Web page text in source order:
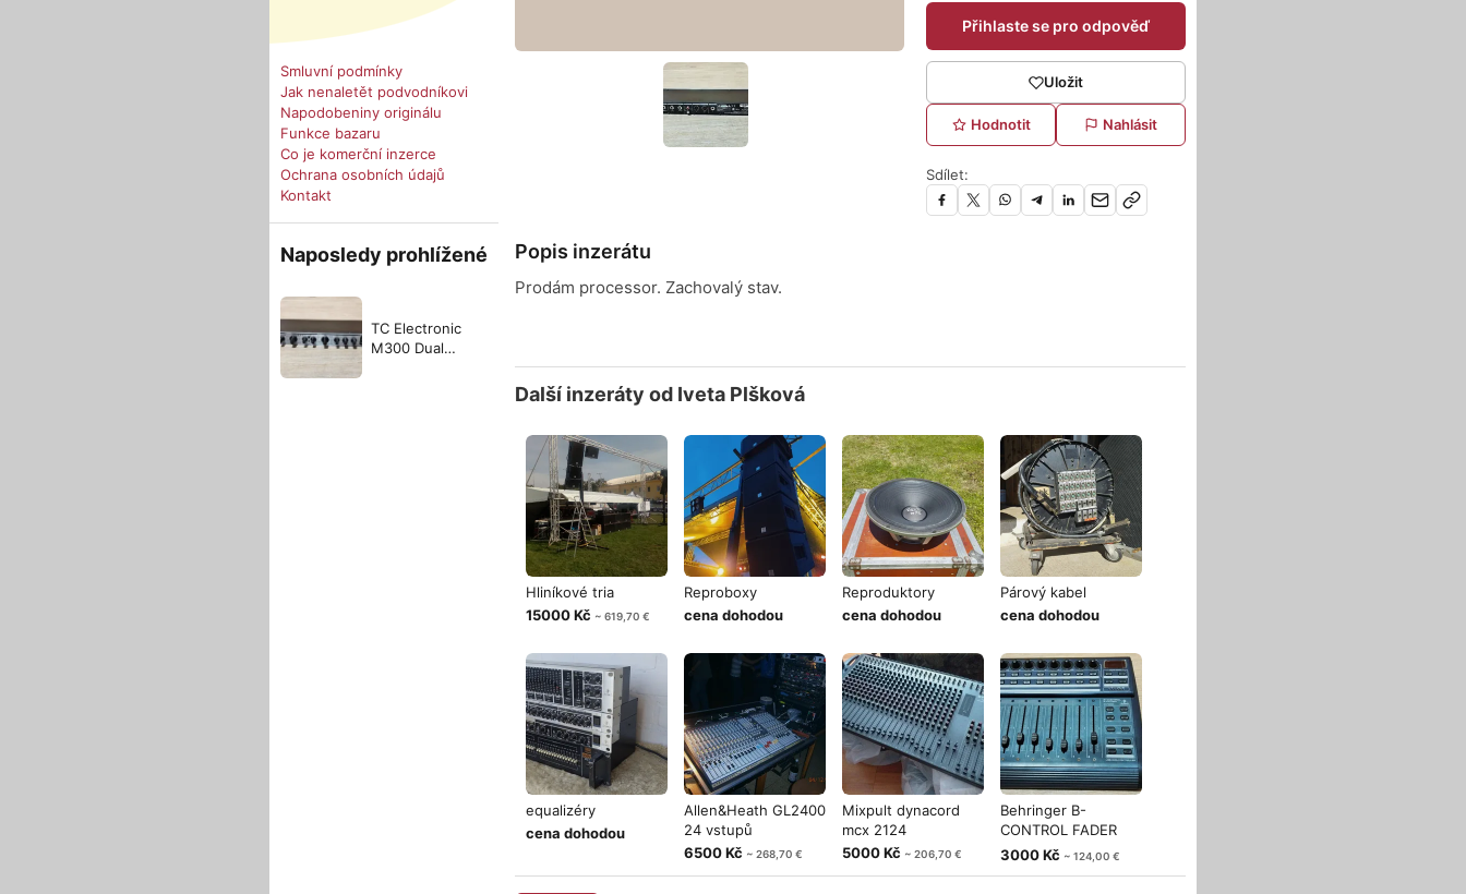
Smluvní podmínky
Jak nenaletět podvodníkovi
Napodobeniny originálu
Funkce bazaru
Co je komerční inzerce
Ochrana osobních údajů
Kontakt
Naposledy prohlížené
TC Electronic
M300 Dual
Přihlaste se pro odpověď
Uložit
Hodnotit Nahlásit
Sdílet:
Popis inzerátu
Prodám processor. Zachovalý stav.
Další inzeráty od Iveta Plšková
Hliníkové tria
15000 Kč ~ 619,70 €
Reproboxy
cena dohodou
Reproduktory
cena dohodou
Párový kabel
cena dohodou
equalizéry
cena dohodou
Allen&Heath GL2400
24 vstupů
6500 Kč ~ 268,70 €
Mixpult dynacord
mcx 2124
5000 Kč ~ 206,70 €
Behringer B-
CONTROL FADER
BCF2000 2 ks
3000 Kč ~ 124,00 €